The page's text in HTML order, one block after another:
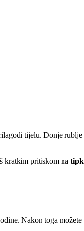
tijelu. Donje
kratkim pritiskom na
Nakon toga